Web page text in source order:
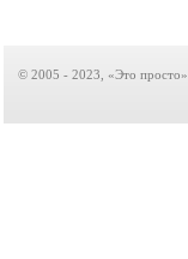
© 2005 - 2023, «Это просто»